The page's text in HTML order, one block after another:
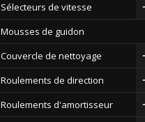
Sélecteurs de vitesse
Mousses de guidon
Couvercle de nettoyage
Roulements de direction
Roulements d'amortisseur